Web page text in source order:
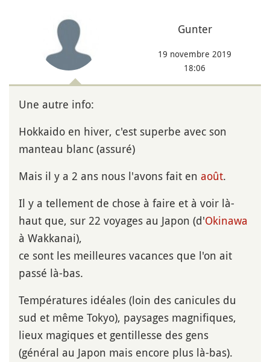
Gunter
19 novembre 2019
18:06
Une autre info:
Hokkaido en hiver, c'est superbe avec son
manteau blanc (assuré)
Mais il y a 2 ans nous l'avons fait en août.
Il y a tellement de chose à faire et à voir là-
haut que, sur 22 voyages au Japon (d'Okinawa
à Wakkanai),
ce sont les meilleures vacances que l'on ait
passé là-bas.
Températures idéales (loin des canicules du
sud et même Tokyo), paysages magnifiques,
lieux magiques et gentillesse des gens
(général au Japon mais encore plus là-bas).